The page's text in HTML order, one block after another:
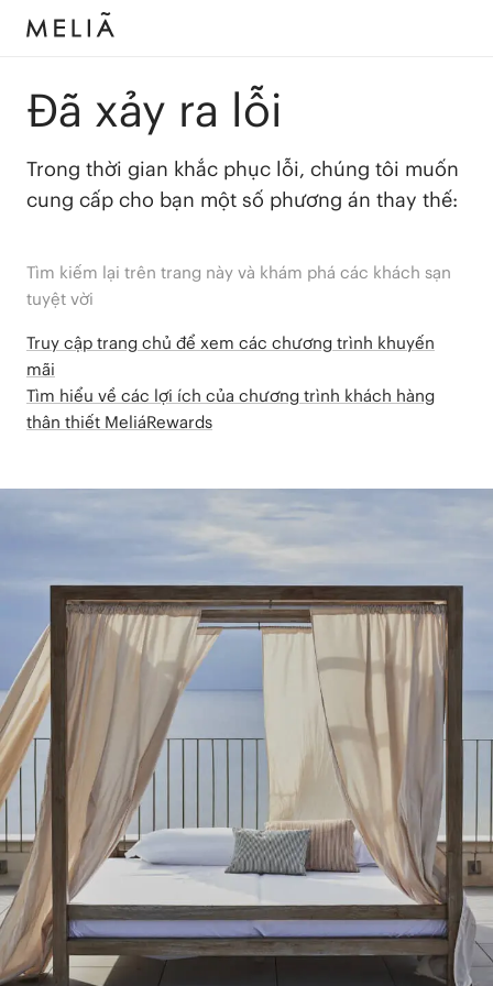
Đã xảy ra lỗi
Trong thời gian khắc phục lỗi, chúng tôi muốn
cung cấp cho bạn một số phương án thay thế:
Tìm kiếm lại trên trang này và khám phá các khách sạn
tuyệt vời
Truy cập trang chủ để xem các chương trình khuyến
mãi
Tìm hiểu về các lợi ích của chương trình khách hàng
thân thiết MeliáRewards